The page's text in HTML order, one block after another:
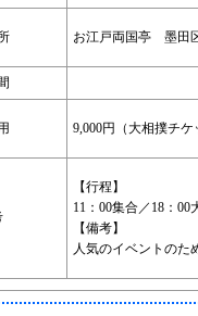
お江戸両国亭 墨田
9,000円（大相撲チ
【行程】
11：00集合／18：00
【備考】
人気のイベントのた